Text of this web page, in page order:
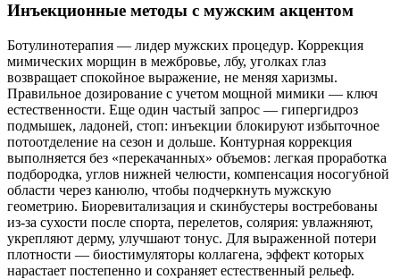
Инъекционные методы с мужским акцентом
Ботулинотерапия — лидер мужских процедур. Коррекция
мимических морщин в межбровье, лбу, уголках глаз
возвращает спокойное выражение, не меняя харизмы.
Правильное дозирование с учетом мощной мимики — ключ
естественности. Еще один частый запрос — гипергидроз
подмышек, ладоней, стоп: инъекции блокируют избыточное
потоотделение на сезон и дольше. Контурная коррекция
выполняется без «перекачанных» объемов: легкая проработка
подбородка, углов нижней челюсти, компенсация носогубной
области через канюлю, чтобы подчеркнуть мужскую
геометрию. Биоревитализация и скинбустеры востребованы
из‑за сухости после спорта, перелетов, солярия: увлажняют,
укрепляют дерму, улучшают тонус. Для выраженной потери
плотности — биостимуляторы коллагена, эффект которых
нарастает постепенно и сохраняет естественный рельеф.